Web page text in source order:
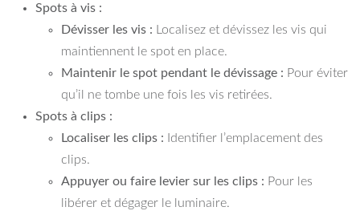
Spots à vis :
Dévisser les vis : Localisez et dévissez les vis qui
maintiennent le spot en place.
Maintenir le spot pendant le dévissage : Pour éviter
qu’il ne tombe une fois les vis retirées.
Spots à clips :
Localiser les clips : Identifier l’emplacement des
clips.
Appuyer ou faire levier sur les clips : Pour les
libérer et dégager le luminaire.